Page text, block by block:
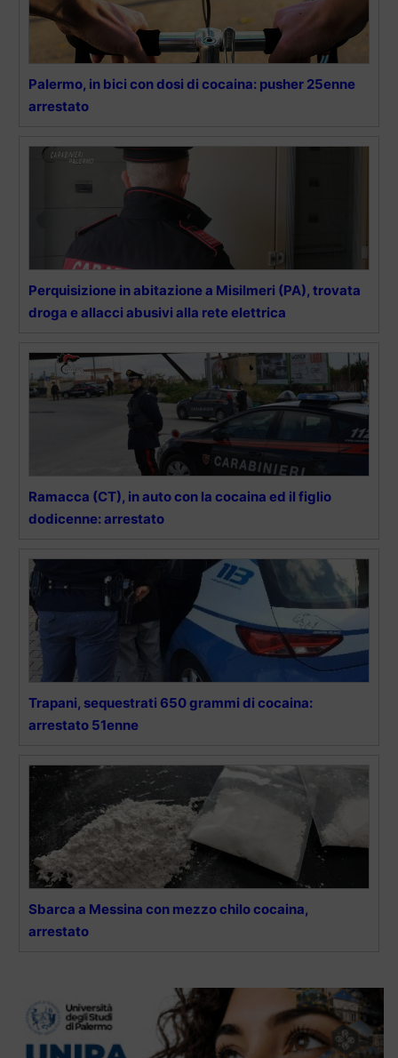
Palermo, in bici con dosi di cocaina: pusher 25enne
arrestato
Perquisizione in abitazione a Misilmeri (PA), trovata
droga e allacci abusivi alla rete elettrica
Ramacca (CT), in auto con la cocaina ed il figlio
dodicenne: arrestato
Trapani, sequestrati 650 grammi di cocaina:
arrestato 51enne
Sbarca a Messina con mezzo chilo cocaina,
arrestato